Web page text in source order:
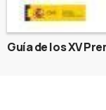
Guía de los XV